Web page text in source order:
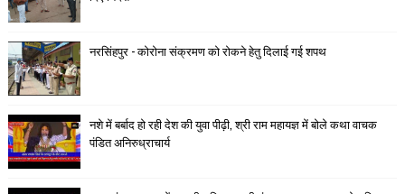
नरसिंहपुर - कोरोना संक्रमण को रोकने हेतु दिलाई गई शपथ
नशे में बर्बाद हो रही देश की युवा पीढ़ी, श्री राम महायज्ञ में बोले कथा वाचक
पंडित अनिरुध्राचार्य